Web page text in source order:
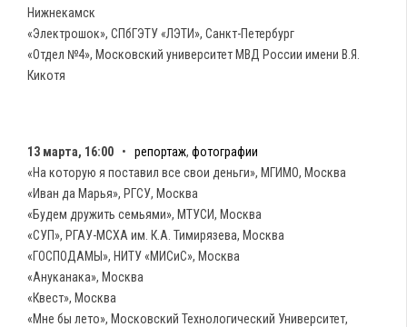
Нижнекамск
«Электрошок», СПбГЭТУ «ЛЭТИ», Санкт-Петербург
«Отдел №4», Московский университет МВД России имени В.Я.
Кикотя
13 марта, 16:00 • репортаж, фотографии
«На которую я поставил все свои деньги», МГИМО, Москва
«Иван да Марья», РГСУ, Москва
«Будем дружить семьями», МТУСИ, Москва
«СУП», РГАУ-МСХА им. К.А. Тимирязева, Москва
«ГОСПОДАМЫ», НИТУ «МИСиС», Москва
«Ануканака», Москва
«Квест», Москва
«Мне бы лето», Московский Технологический Университет,